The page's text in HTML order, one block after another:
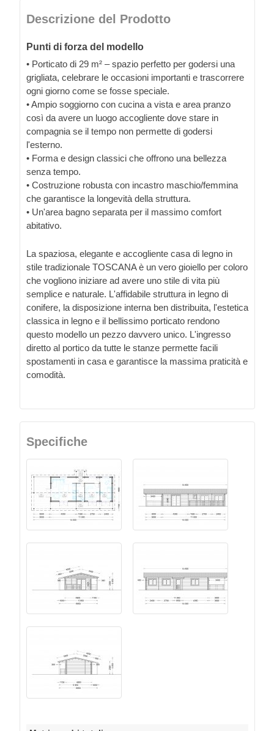
Descrizione del Prodotto
Punti di forza del modello
• Porticato di 29 m² – spazio perfetto per godersi una
grigliata, celebrare le occasioni importanti e trascorrere
ogni giorno come se fosse speciale.
• Ampio soggiorno con cucina a vista e area pranzo
così da avere un luogo accogliente dove stare in
compagnia se il tempo non permette di godersi
l'esterno.
• Forma e design classici che offrono una bellezza
senza tempo.
• Costruzione robusta con incastro maschio/femmina
che garantisce la longevità della struttura.
• Un'area bagno separata per il massimo comfort
abitativo.
La spaziosa, elegante e accogliente casa di legno in
stile tradizionale TOSCANA è un vero gioiello per coloro
che vogliono iniziare ad avere uno stile di vita più
semplice e naturale. L'affidabile struttura in legno di
conifere, la disposizione interna ben distribuita, l'estetica
classica in legno e il bellissimo porticato rendono
questo modello un pezzo davvero unico. L'ingresso
diretto al portico da tutte le stanze permette facili
spostamenti in casa e garantisce la massima praticità e
comodità.
Specifiche